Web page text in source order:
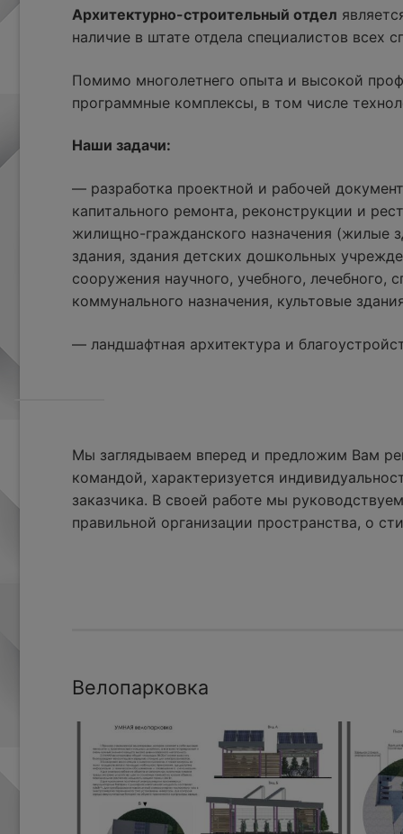
Архитектурно-строительный отдел
наличие в штате отдела специалистов всех
Помимо многолетнего опыта и высокой
программные комплексы, в том числе
Наши задачи:
— разработка проектной и рабочей
капитального ремонта, реконструкции и
жилищно-гражданского назначения (жилые
здания, здания детских дошкольных
сооружения научного, учебного, лечебного,
коммунального назначения, культовые
— ландшафтная архитектура и
Мы заглядываем вперед и предложим Вам
командой, характеризуется
заказчика. В своей работе мы
правильной организации пространства, о
Велопарковка